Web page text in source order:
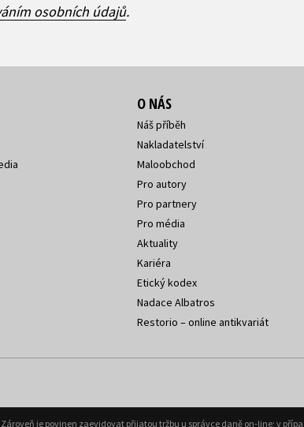
osobních údajů.
O NÁS
Náš příběh
Nakladatelství
Maloobchod
Pro autory
Pro partnery
Pro média
Aktuality
Kariéra
Etický kodex
Nadace Albatros
Restorio – online antikvariát
je povinen zaevidovat přijatou tržbu u správce daně on-line; v